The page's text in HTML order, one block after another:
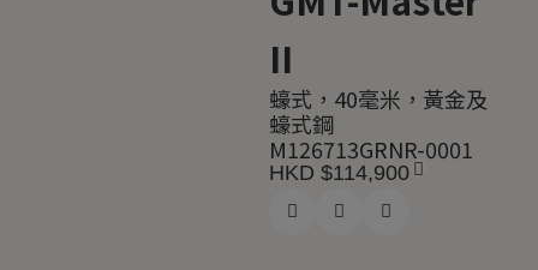
II
蠔式，40毫米，黃金及
蠔式鋼
M126713GRNR-0001
HKD $114,900